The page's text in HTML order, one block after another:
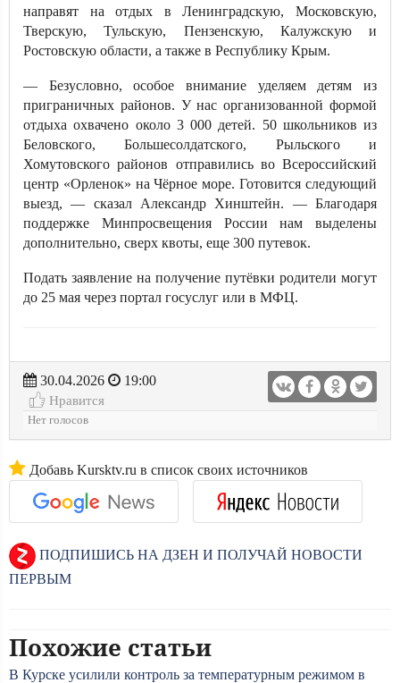
направят на отдых в Ленинградскую, Московскую,
Тверскую, Тульскую, Пензенскую, Калужскую и
Ростовскую области, а также в Республику Крым.
— Безусловно, особое внимание уделяем детям из
приграничных районов. У нас организованной формой
отдыха охвачено около 3 000 детей. 50 школьников из
Беловского, Большесолдатского, Рыльского и
Хомутовского районов отправились во Всероссийский
центр «Орленок» на Чёрное море. Готовится следующий
выезд, — сказал Александр Хинштейн. — Благодаря
поддержке Минпросвещения России нам выделены
дополнительно, сверх квоты, еще 300 путевок.
Подать заявление на получение путёвки родители могут
до 25 мая через портал госуслуг или в МФЦ.
30.04.2026
19:00
Нравится
Нет голосов
Добавь Kursktv.ru в список своих источников
ПОДПИШИСЬ НА ДЗЕН И ПОЛУЧАЙ НОВОСТИ
ПЕРВЫМ
Похожие статьи
В Курске усилили контроль за температурным режимом в